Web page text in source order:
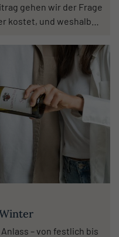
gehen wir der Frage
kostet, und weshalb
– von festlich bis